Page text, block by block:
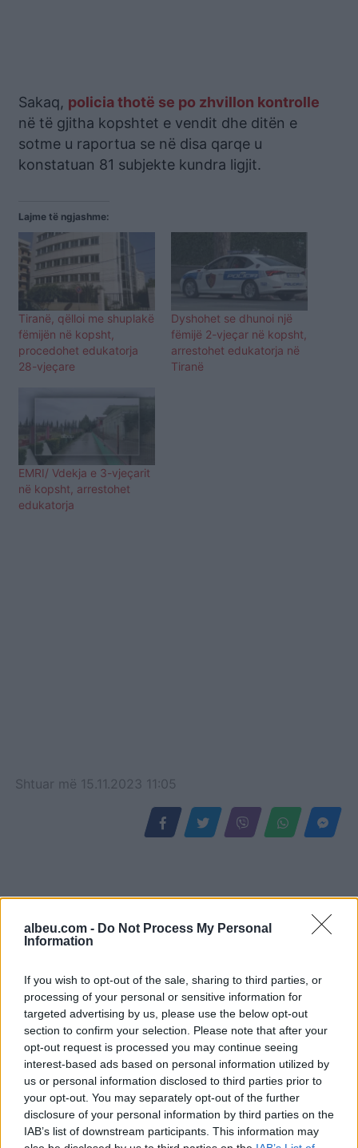
albeu.com - Do Not Process My Personal
Information
If you wish to opt-out of the sale, sharing to third parties, or
processing of your personal or sensitive information for
targeted advertising by us, please use the below opt-out
section to confirm your selection. Please note that after your
opt-out request is processed you may continue seeing
interest-based ads based on personal information utilized by
us or personal information disclosed to third parties prior to
your opt-out. You may separately opt-out of the further
disclosure of your personal information by third parties on the
IAB’s list of downstream participants. This information may
Sakaq, policia thotë se po zhvillon kontrolle
në të gjitha kopshtet e vendit dhe ditën e
sotme u raportua se në disa qarqe u
konstatuan 81 subjekte kundra ligjit.
Lajme të ngjashme:
Tiranë, qëlloi me shuplakë
fëmijën në kopsht,
procedohet edukatorja
28-vjeçare
Dyshohet se dhunoi një
fëmijë 2-vjeçar në kopsht,
arrestohet edukatorja në
Tiranë
EMRI/ Vdekja e 3-vjeçarit
në kopsht, arrestohet
edukatorja
Shtuar më 15.11.2023 11:05
Gramsh, tre zjarre nën
kontroll pas ndërhyrjes në
terrene të vështira
Video/ Kamioni e përplas
dhe e tërheq zvarrë 12-
vjeçarin që po kthehej nga
shkolla, i mituri shpëton
mrekullisht